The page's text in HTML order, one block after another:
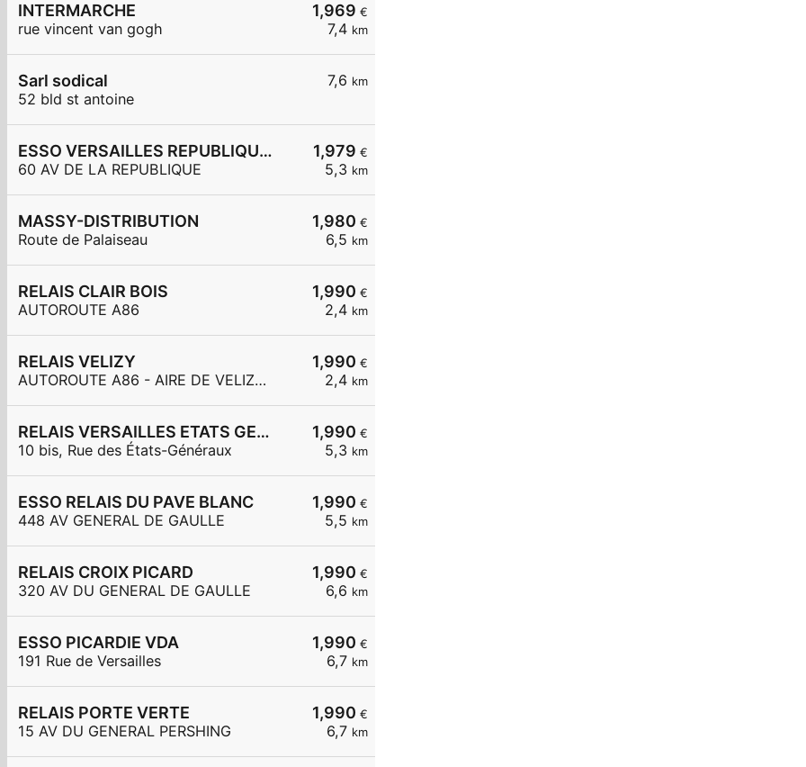
1,969 €
7,4 km
INTERMARCHE
rue vincent van gogh
7,6 km
Sarl sodical
52 bld st antoine
1,979 €
5,3 km
ESSO VERSAILLES REPUBLIQUE Carrefour Express
60 AV DE LA REPUBLIQUE
1,980 €
6,5 km
MASSY-DISTRIBUTION
Route de Palaiseau
1,990 €
2,4 km
RELAIS CLAIR BOIS
AUTOROUTE A86
1,990 €
2,4 km
RELAIS VELIZY
AUTOROUTE A86 - AIRE DE VELIZY OUEST
1,990 €
5,3 km
RELAIS VERSAILLES ETATS GENERAUX
10 bis, Rue des États-Généraux
1,990 €
5,5 km
ESSO RELAIS DU PAVE BLANC
448 AV GENERAL DE GAULLE
1,990 €
6,6 km
RELAIS CROIX PICARD
320 AV DU GENERAL DE GAULLE
1,990 €
6,7 km
ESSO PICARDIE VDA
191 Rue de Versailles
1,990 €
6,7 km
RELAIS PORTE VERTE
15 AV DU GENERAL PERSHING